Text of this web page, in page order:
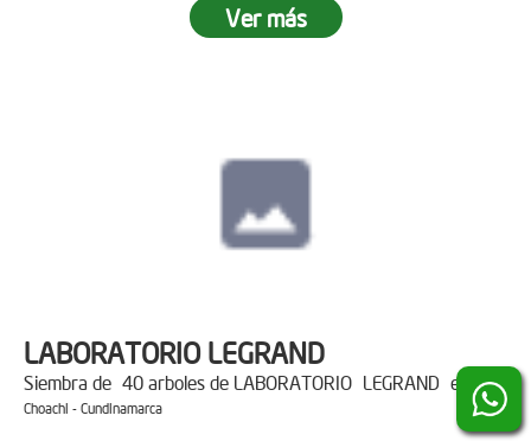
Ver más
LABORATORIO LEGRAND
Siembra de 40 arboles de LABORATORIO LEGRAND en
Choachi - Cundinamarca